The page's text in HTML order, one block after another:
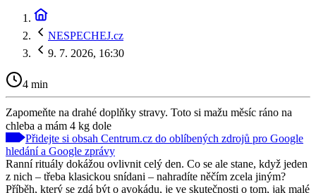
NESPECHEJ.cz
9. 7. 2026, 16:30
4 min
Zapomeňte na drahé doplňky stravy. Toto si mažu měsíc ráno na
chleba a mám 4 kg dole
Přidejte si obsah Centrum.cz do oblíbených zdrojů pro Google
hledání a Google zprávy
Ranní rituály dokážou ovlivnit celý den. Co se ale stane, když jeden
z nich – třeba klasickou snídani – nahradíte něčím zcela jiným?
Příběh, který se zdá být o avokádu, je ve skutečnosti o tom, jak malé